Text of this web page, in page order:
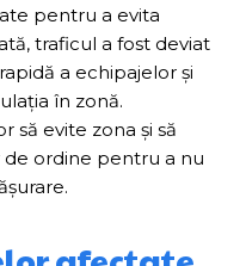
pentru a evita
traficul a fost deviat
a echipajelor și
în zonă.
să evite zona și să
ordine pentru a nu